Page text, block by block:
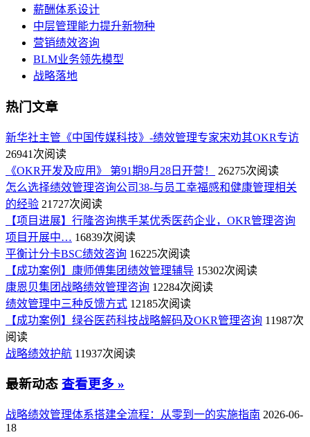
薪酬体系设计
中层管理能力提升新物种
营销绩效咨询
BLM业务领先模型
战略落地
热门文章
新华社主管《中国传媒科技》-绩效管理专家宋劝其OKR专访
26941次阅读
《OKR开发及应用》 第91期9月28日开营！
26275次阅读
怎么选择绩效管理咨询公司38-与员工幸福感和健康管理相关
的经验 21727次阅读
【项目进展】行隆咨询携手某优秀医药企业，OKR管理咨询
项目开展中… 16839次阅读
平衡计分卡BSC绩效咨询 16225次阅读
【成功案例】康师傅集团绩效管理辅导 15302次阅读
康恩贝集团战略绩效管理咨询 12284次阅读
绩效管理中三种反馈方式 12185次阅读
【成功案例】绿谷医药科技战略解码及OKR管理咨询 11987次
阅读
战略绩效护航 11937次阅读
最新动态 查看更多 »
战略绩效管理体系搭建全流程：从零到一的实施指南 2026-06-
18